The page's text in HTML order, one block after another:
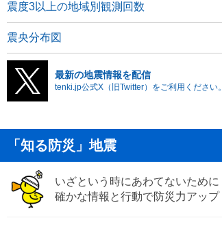
震度3以上の地域別観測回数
震央分布図
最新の地震情報を配信
tenki.jp公式X（旧Twitter）をご利用ください。
「知る防災」地震
いざという時にあわてないために
確かな情報と行動で防災力アップ